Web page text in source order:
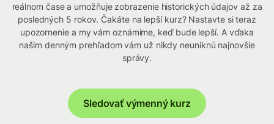
reálnom čase a umožňuje zobrazenie historických údajov až za
posledných 5 rokov. Čakáte na lepší kurz? Nastavte si teraz
upozornenie a my vám oznámime, keď bude lepší. A vďaka
našim denným prehľadom vám už nikdy neuniknú najnovšie
správy.
Sledovať výmenný kurz